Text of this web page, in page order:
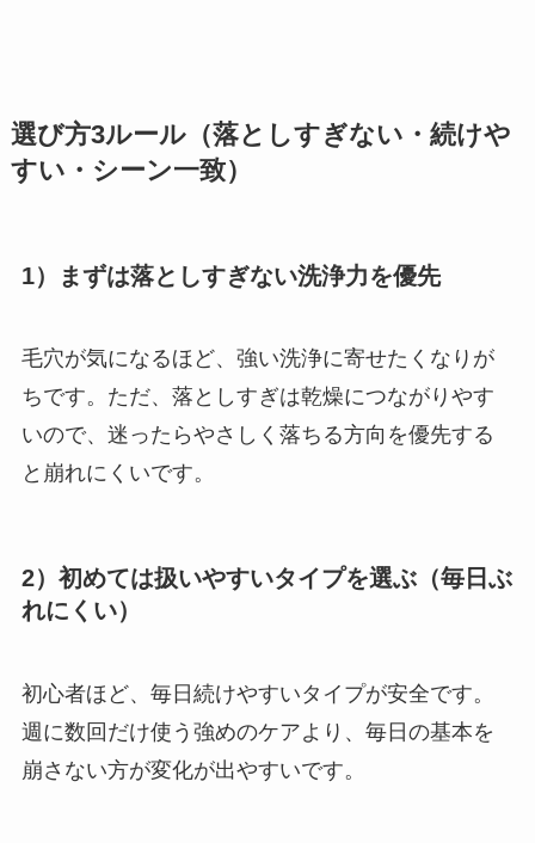
選び方3ルール（落としすぎない・続けや
すい・シーン一致）
1）まずは落としすぎない洗浄力を優先
毛穴が気になるほど、強い洗浄に寄せたくなりが
ちです。ただ、落としすぎは乾燥につながりやす
いので、迷ったらやさしく落ちる方向を優先する
と崩れにくいです。
2）初めては扱いやすいタイプを選ぶ（毎日ぶ
れにくい）
初心者ほど、毎日続けやすいタイプが安全です。
週に数回だけ使う強めのケアより、毎日の基本を
崩さない方が変化が出やすいです。